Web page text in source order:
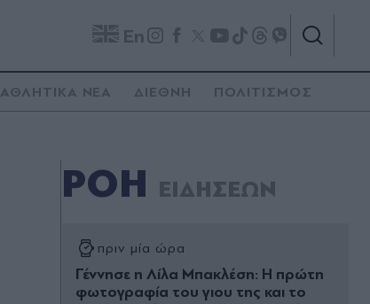
En
ΑΘΛΗΤΙΚΑ ΝΕΑ ΔΙΕΘΝΗ ΠΟΛΙΤΙΣΜΟΣ
ΡΟΗ ΕΙΔΗΣΕΩΝ
πριν μία ώρα
Γέννησε η Λίλα Μπακλέση: Η πρώτη
φωτογραφία του γιου της και το